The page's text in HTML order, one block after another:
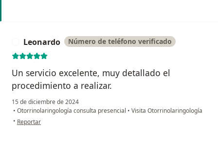
Leonardo Número de teléfono verificado
Un servicio excelente, muy detallado el
procedimiento a realizar.
15 de diciembre de 2024
• Otorrinolaringología consulta presencial • Visita Otorrinolaringología
• en opinión del usuario Leonardo
Reportar